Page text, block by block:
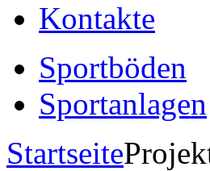
Kontakte
Sportböden
Sportanlagen
Startseite